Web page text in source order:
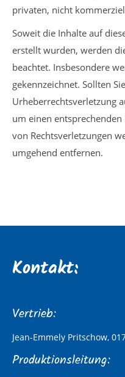
privaten, nicht
Soweit die Inhalte auf
erstellt wurden, werden
beachtet. Insbesondere
gekennzeichnet. Sollten
Urheberrechtsverletzung
um einen
von Rechtsverletzungen
umgehend entfernen.
Kontakt:
Vertrieb:
Jean-Emmely Pritschow,
Produktionsleitung: